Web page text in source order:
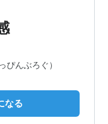
ぴんぶろぐ）
なる